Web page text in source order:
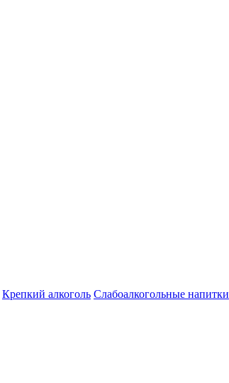
Крепкий алкоголь Слабоалкогольные напитки